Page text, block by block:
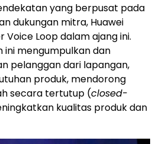
yang berpusat pada
dukungan mitra, Huawei
Loop dalam ajang ini.
ini mengumpulkan dan
pelanggan dari lapangan,
produk, mendorong
secara tertutup (closed-
kualitas produk dan